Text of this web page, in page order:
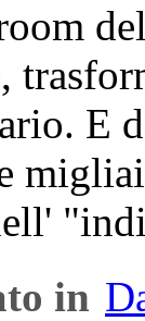
E
in